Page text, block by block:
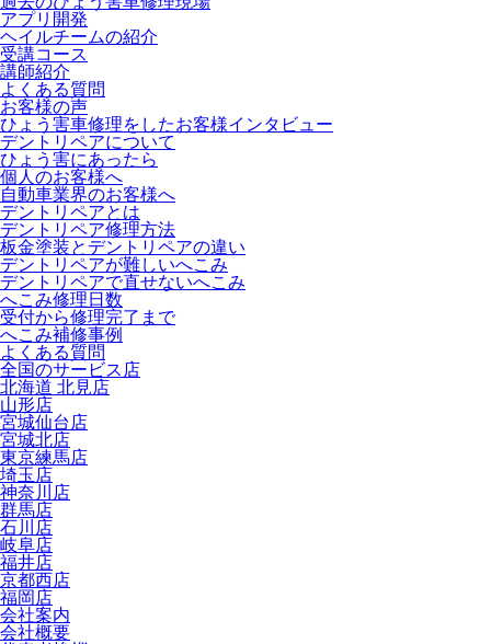
アプリ開発
ヘイルチームの紹介
受講コース
講師紹介
よくある質問
お客様の声
ひょう害車修理をしたお客様インタビュー
デントリペアについて
ひょう害にあったら
個人のお客様へ
自動車業界のお客様へ
デントリペアとは
デントリペア修理方法
板金塗装とデントリペアの違い
デントリペアが難しいへこみ
デントリペアで直せないへこみ
へこみ修理日数
受付から修理完了まで
へこみ補修事例
よくある質問
全国のサービス店
北海道 北見店
山形店
宮城仙台店
宮城北店
東京練馬店
埼玉店
神奈川店
群馬店
石川店
岐阜店
福井店
京都西店
福岡店
会社案内
会社概要